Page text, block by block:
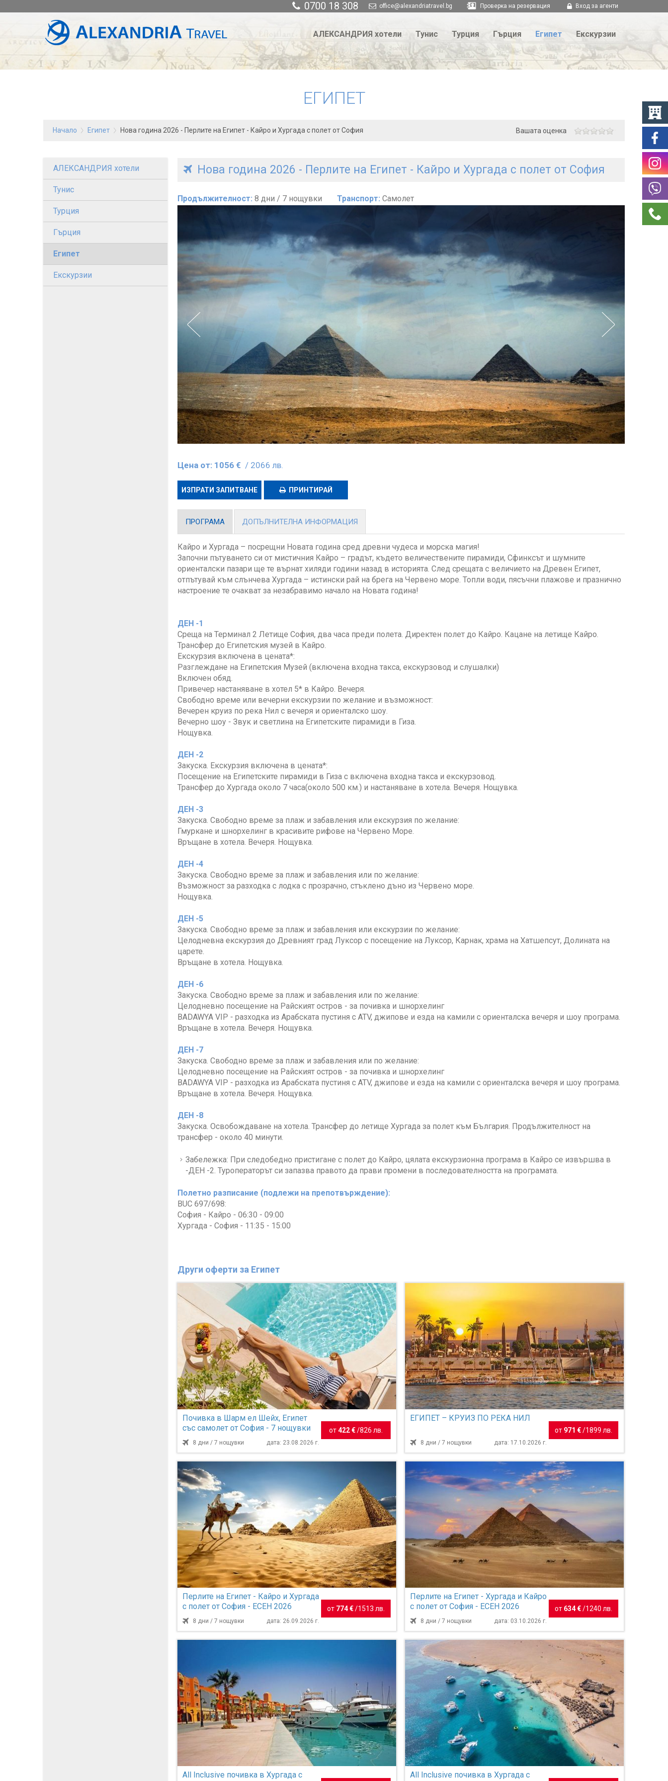
0700 18 308 office@alexandriatravel.bg Проверка на резервация Вход за агенти
АЛЕКСАНДРИЯ хотели Тунис Турция Гърция Египет Екскурзии
ЕГИПЕТ
Начало Египет Нова година 2026 - Перлите на Египет - Кайро и Хургада с полет от София Вашата оценка
АЛЕКСАНДРИЯ хотели
Тунис
Турция
Гърция
Египет
Екскурзии
Нова година 2026 - Перлите на Египет - Кайро и Хургада с полет от София
Продължителност: 8 дни / 7 нощувки Транспорт: Самолет
Цена от: 1056 € / 2066 лв.
ИЗПРАТИ ЗАПИТВАНЕ ПРИНТИРАЙ
ПРОГРАМА ДОПЪЛНИТЕЛНА ИНФОРМАЦИЯ
Кайро и Хургада – посрещни Новата година сред древни чудеса и морска магия!
Започни пътуването си от мистичния Кайро – градът, където величествените пирамиди, Сфинксът и шумните
ориенталски пазари ще те върнат хиляди години назад в историята. След срещата с величието на Древен Египет,
отпътувай към слънчева Хургада – истински рай на брега на Червено море. Топли води, пясъчни плажове и празнично
настроение те очакват за незабравимо начало на Новата година!
ДЕН -1
Среща на Терминал 2 Летище София, два часа преди полета. Директен полет до Кайро. Кацане на летище Кайро.
Трансфер до Египетския музей в Кайро.
Екскурзия включена в цената*:
Разглеждане на Египетския Музей (включена входна такса, екскурзовод и слушалки)
Включен обяд.
Привечер настаняване в хотел 5* в Кайро. Вечеря.
Свободно време или вечерни екскурзии по желание и възможност:
Вечерен круиз по река Нил с вечеря и ориенталско шоу.
Вечерно шоу - Звук и светлина на Египетските пирамиди в Гиза.
Нощувка.
ДЕН -2
Закуска. Екскурзия включена в цената*:
Посещение на Египетските пирамиди в Гиза с включена входна такса и екскурзовод.
Трансфер до Хургада около 7 часа(около 500 км.) и настаняване в хотела. Вечеря. Нощувка.
ДЕН -3
Закуска. Свободно време за плаж и забавления или екскурзия по желание:
Гмуркане и шнорхелинг в красивите рифове на Червено Море.
Връщане в хотела. Вечеря. Нощувка.
ДЕН -4
Закуска. Свободно време за плаж и забавления или по желание:
Възможност за разходка с лодка с прозрачно, стъклено дъно из Червено море.
Нощувка.
ДЕН -5
Закуска. Свободно време за плаж и забавления или екскурзии по желание:
Целодневна екскурзия до Древният град Луксор с посещение на Луксор, Карнак, храма на Хатшепсут, Долината на
царете.
Връщане в хотела. Нощувка.
ДЕН -6
Закуска. Свободно време за плаж и забавления или по желание:
Целодневно посещение на Райският остров - за почивка и шнорхелинг
BADAWYA VIP - разходка из Арабската пустиня с ATV, джипове и езда на камили с ориенталска вечеря и шоу програма.
Връщане в хотела. Вечеря. Нощувка.
ДЕН -7
Закуска. Свободно време за плаж и забавления или по желание:
Целодневно посещение на Райският остров - за почивка и шнорхелинг
BADAWYA VIP - разходка из Арабската пустиня с ATV, джипове и езда на камили с ориенталска вечеря и шоу програма.
Връщане в хотела. Вечеря. Нощувка.
ДЕН -8
Закуска. Освобождаване на хотела. Трансфер до летище Хургада за полет към България. Продължителност на
трансфер - около 40 минути.
Забележка: При следобедно пристигане с полет до Кайро, цялата екскурзионна програма в Кайро се извършва в
-ДЕН -2. Туроператорът си запазва правото да прави промени в последователността на програмата.
Полетно разписание (подлежи на препотвърждение):
BUC 697/698:
София - Кайро - 06:30 - 09:00
Хургада - София - 11:35 - 15:00
Други оферти за Египет
Почивка в Шарм ел Шейх, Египет
със самолет от София - 7 нощувки
8 дни / 7 нощувки дата: 23.08.2026 г.
от422 € /826 лв.
ЕГИПЕТ – КРУИЗ ПО РЕКА НИЛ
8 дни / 7 нощувки дата: 17.10.2026 г.
от 971 € / 1899 лв.
Перлите на Египет - Кайро и Хургада
с полет от София - ЕСЕН 2026
8 дни / 7 нощувки дата: 26.09.2026 г.
от 774 € / 1513 лв.
Перлите на Египет - Хургада и Кайро
с полет от София - ЕСЕН 2026
8 дни / 7 нощувки дата: 03.10.2026 г.
от 634 € / 1240 лв.
All Inclusive почивка в Хургада с
All Inclusive почивка в Хургада с